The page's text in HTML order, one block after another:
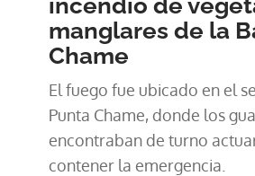
incendio de
manglares de la
Chame
El fuego fue ubicado en el
Punta Chame, donde los
encontraban de turno
contener la emergencia.